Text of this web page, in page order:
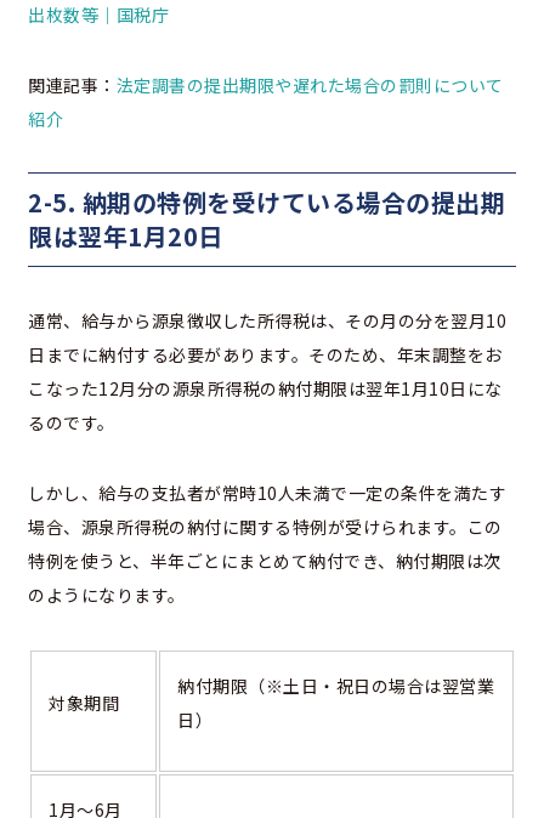
出枚数等｜国税庁
関連記事： 法定調書の提出期限や遅れた場合の罰則について
紹介
2-5. 納期の特例を受けている場合の提出期
限は翌年1月20日
通常、給与から源泉徴収した所得税は、その月の分を翌月10
日までに納付する必要があります。 そのため、年末調整をお
こなった12月分の源泉所得税の納付期限は翌年1月10日にな
るのです。
しかし、給与の支払者が常時10人未満で一定の条件を満たす
場合、源泉所得税の納付に関する特例が受けられます。この
特例を使うと、半年ごとにまとめて納付でき、納付期限は次
のようになります。
対象期間
納付期限（※土日・祝日の場合は翌営業
日）
1月～6月